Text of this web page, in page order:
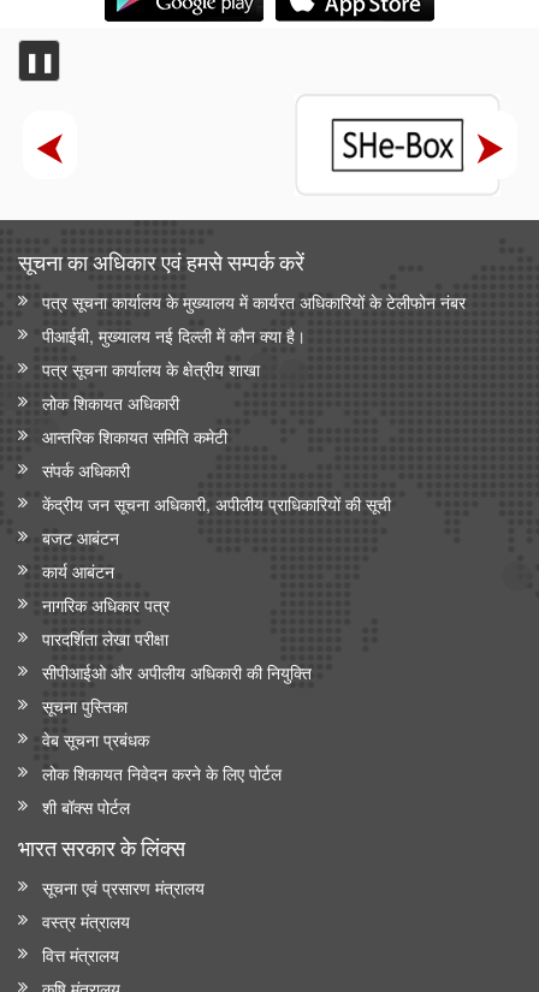
❚❚
सूचना का अधिकार एवं हमसे सम्‍पर्क करें
पत्र सूचना कार्यालय के मुख्यालय में कार्यरत अधिकारियों के टेलीफोन नंबर
पीआईबी, मुख्यालय नई दिल्ली में कौन क्या है।
पत्र सूचना कार्यालय के क्षेत्रीय शाखा
लोक शिकायत अधिकारी
आन्‍तरिक शिकायत समिति कमेटी
संपर्क अधिकारी
केंद्रीय जन सूचना अधिकारी, अपीलीय प्राधिकारियों की सूची
बजट आबंटन
कार्य आबंटन
नागरिक अधिकार पत्र
पारदर्शिता लेखा परीक्षा
सीपीआईओ और अपी‍लीय अधिकारी की नियुक्ति
सूचना पुस्तिका
वेब सूचना प्रबंधक
लोक शिकायत निवेदन करने के लिए पोर्टल
शी बॉक्स पोर्टल
भारत सरकार के लिंक्‍स
सूचना एवं प्रसारण मंत्रालय
वस्त्र मंत्रालय
वित्त मंत्रालय